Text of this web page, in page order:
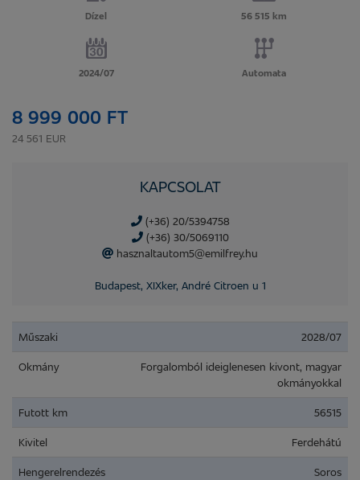
Dízel 56 515 km
2024/07 Automata
8 999 000 FT
24 561 EUR
KAPCSOLAT
(+36) 20/5394758
(+36) 30/5069110
hasznaltautom5@emilfrey.hu
Budapest, XIXker, André Citroen u 1
Műszaki
2028/07
Okmány
Forgalomból ideiglenesen kivont, magyar
okmányokkal
Futott km
56515
Kivitel
Ferdehátú
Hengerelrendezés
Soros